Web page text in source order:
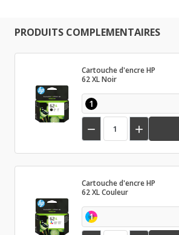
PRODUITS COMPLEMENTAIRES
Cartouche d'encre HP
62 XL Noir
1
 
Cartouche d'encre HP
62 XL Couleur
1